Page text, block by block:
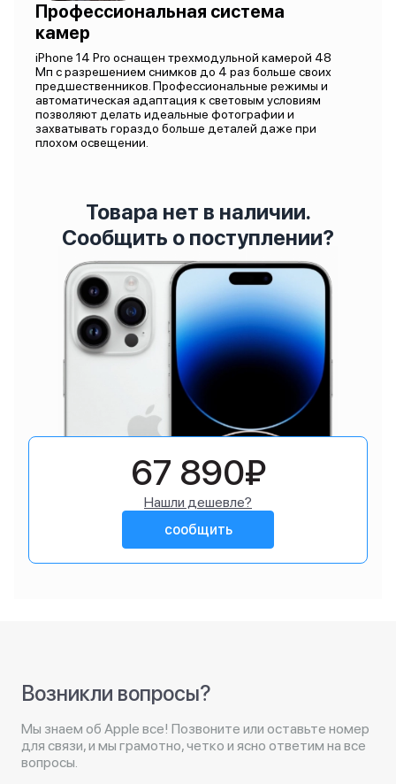
Профессиональная система
камер
iPhone 14 Pro оснащен трехмодульной камерой 48
Мп с разрешением снимков до 4 раз больше своих
предшественников. Профессиональные режимы и
автоматическая адаптация к световым условиям
позволяют делать идеальные фотографии и
захватывать гораздо больше деталей даже при
плохом освещении.
Товара нет в наличии.
Сообщить о поступлении?
67 890₽
Нашли дешевле?
сообщить
Возникли вопросы?
Мы знаем об Apple все! Позвоните или оставьте номер
для связи, и мы грамотно, четко и ясно ответим на все
вопросы.